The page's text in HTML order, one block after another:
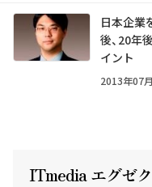
日本企業
後、20年
イント
2013年07
ITmedia エグゼ